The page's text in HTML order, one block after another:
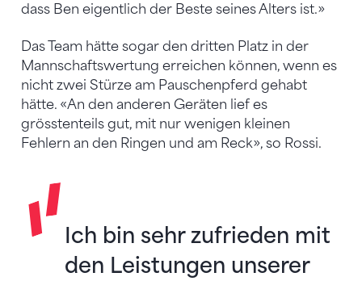
dass Ben eigentlich der Beste seines Alters ist.»
Das Team hätte sogar den dritten Platz in der
Mannschaftswertung erreichen können, wenn es
nicht zwei Stürze am Pauschenpferd gehabt
hätte. «An den anderen Geräten lief es
grösstenteils gut, mit nur wenigen kleinen
Fehlern an den Ringen und am Reck», so Rossi.
Ich bin sehr zufrieden mit
den Leistungen unserer